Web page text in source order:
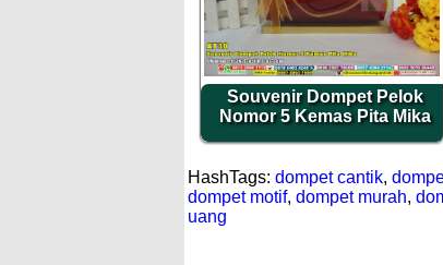
Souvenir Dompet Pelok
Nomor 5 Kemas Pita Mika
HashTags: dompet cantik,
dompet motif, dompet murah,
uang